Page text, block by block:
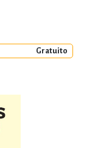
Gratuito